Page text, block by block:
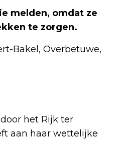
melden, omdat ze
te zorgen.
Bakel, Overbetuwe,
het Rijk ter
aan haar wettelijke